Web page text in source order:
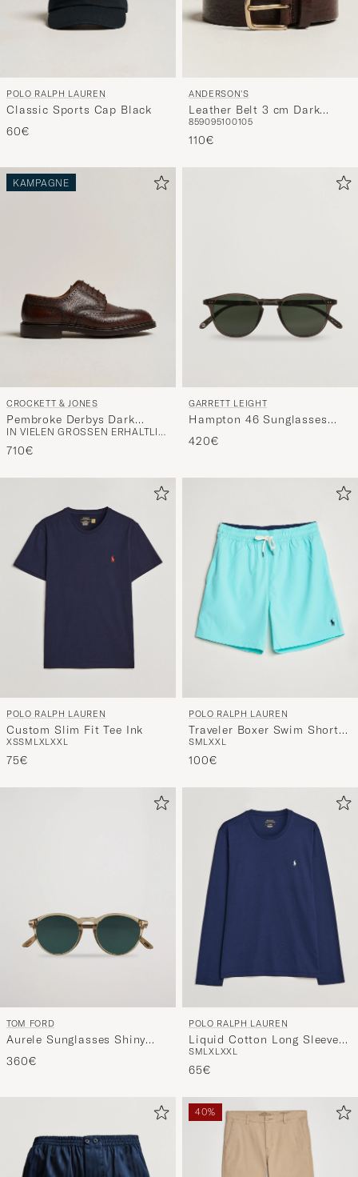
POLO RALPH LAUREN
Classic Sports Cap Black
60€
ANDERSON'S
Leather Belt 3 cm Dark
Brown
859095100105
110€
KAMPAGNE
CROCKETT & JONES
Pembroke Derbys Dark
Brown Grained Calf
IN VIELEN GRÖSSEN ERHÄLTLICH
710€
GARRETT LEIGHT
Hampton 46 Sunglasses
Black Glass
420€
POLO RALPH LAUREN
Custom Slim Fit Tee Ink
XSSM LXLXXL
75€
POLO RALPH LAUREN
Traveler Boxer Swim Shorts
Hammond Blue
SMLXXL
100€
TOM FORD
Aurele Sunglasses Shiny
Beige/Blue
360€
POLO RALPH LAUREN
Liquid Cotton Long Sleeve
Crew Neck T-Shirt Cruise
Navy
SMLXLXXL
65€
40%